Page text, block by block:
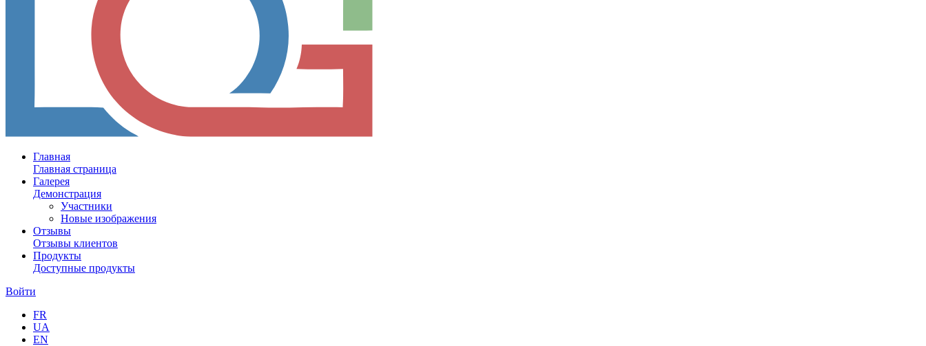
Главная
Главная страница
Галерея
Демонстрация
Участники
Новые изображения
Отзывы
Отзывы клиентов
Продукты
Доступные продукты
Войти
FR
UA
EN